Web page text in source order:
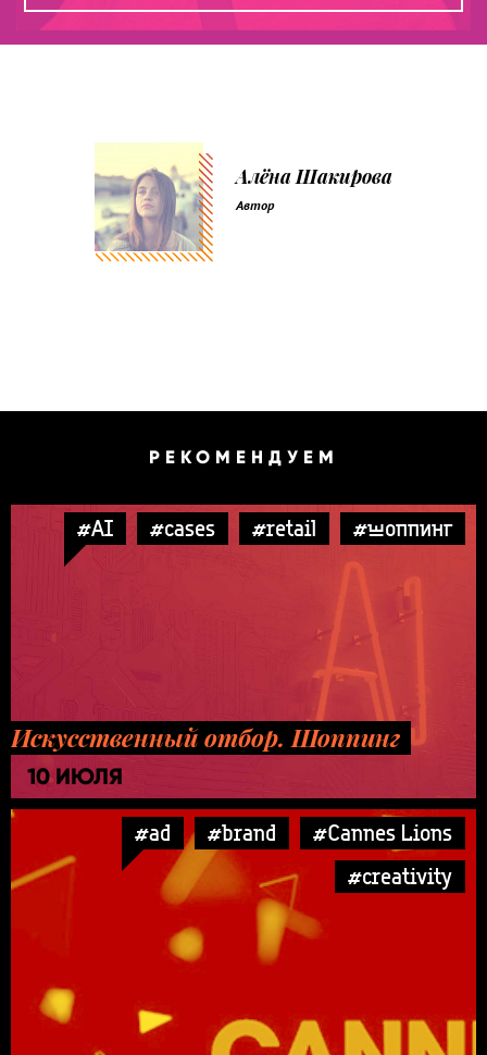
Алёна Шакирова
Автор
РЕКОМЕНДУЕМ
#AI #cases #retail #шоппинг
Искусственный отбор. Шоппинг
10 ИЮЛЯ
#ad #brand
#Cannes Lions
#creativity